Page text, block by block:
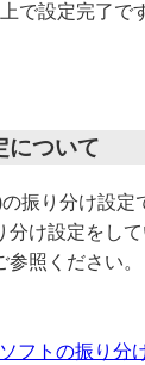
で設定完了で
について
振り分け設定
分け設定をし
照ください。
フトの振り分